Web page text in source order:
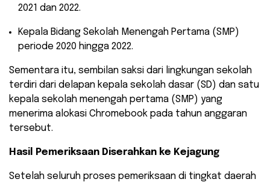
2021 dan 2022.
​Kepala Bidang Sekolah Menengah Pertama (SMP)
periode 2020 hingga 2022.
​Sementara itu, sembilan saksi dari lingkungan sekolah
terdiri dari delapan kepala sekolah dasar (SD) dan satu
kepala sekolah menengah pertama (SMP) yang
menerima alokasi Chromebook pada tahun anggaran
tersebut.
Hasil Pemeriksaan Diserahkan ke Kejagung
Setelah seluruh proses pemeriksaan di tingkat daerah